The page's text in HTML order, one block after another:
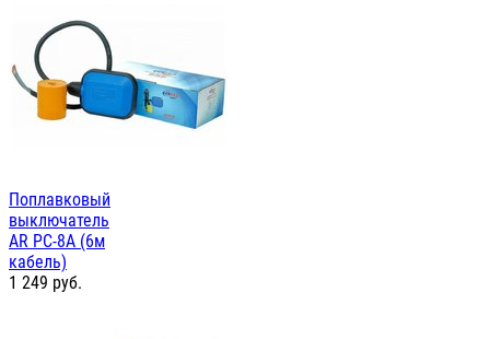
Поплавковый
выключатель
AR PC-8A (6м
кабель)
1 249 руб.